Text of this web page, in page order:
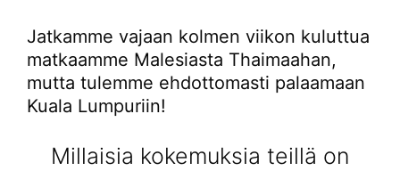
Jatkamme vajaan kolmen viikon kuluttua
matkaamme Malesiasta Thaimaahan,
mutta tulemme ehdottomasti palaamaan
Kuala Lumpuriin!
Millaisia kokemuksia teillä on